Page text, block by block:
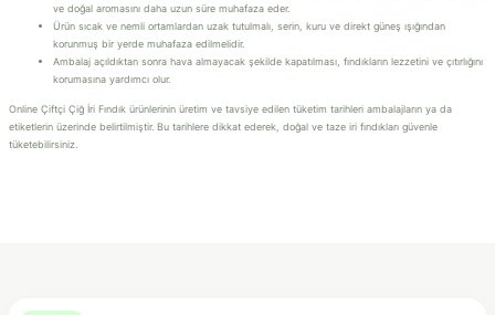
ve doğal aromasını daha uzun süre muhafaza eder.
Ürün sıcak ve nemli ortamlardan uzak tutulmalı, serin, kuru ve direkt güneş ışığından
korunmuş bir yerde muhafaza edilmelidir.
Ambalaj açıldıktan sonra hava almayacak şekilde kapatılması, fındıkların lezzetini ve çıtırlığını
korumasına yardımcı olur.
Online Çiftçi Çiğ İri Fındık ürünlerinin üretim ve tavsiye edilen tüketim tarihleri ambalajların ya da
etiketlerin üzerinde belirtilmiştir. Bu tarihlere dikkat ederek, doğal ve taze iri fındıkları güvenle
tüketebilirsiniz.